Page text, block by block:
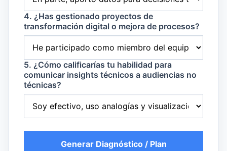
4. ¿Has gestionado proyectos de
transformación digital o mejora de procesos?
5. ¿Cómo calificarías tu habilidad para
comunicar insights técnicos a audiencias no
técnicas?
Generar Diagnóstico / Plan